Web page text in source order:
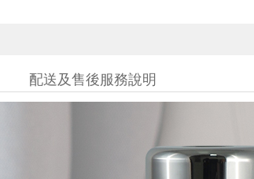
配送及售後服務說明